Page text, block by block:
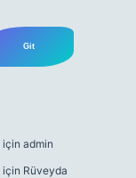
için admin
için Rüveyda